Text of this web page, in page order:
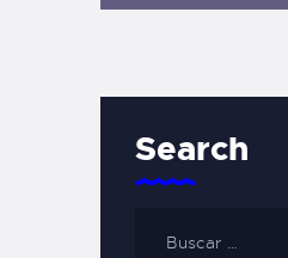
Search